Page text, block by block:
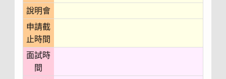
說明會
申請截
止時間
面試時
間